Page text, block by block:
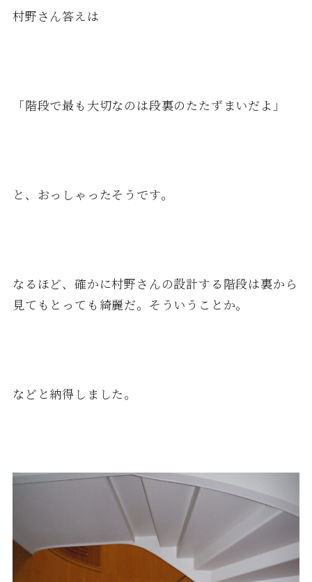
村野さん答えは
「階段で最も大切なのは段裏のたたずまいだよ」
と、おっしゃったそうです。
なるほど、確かに村野さんの設計する階段は裏から
見てもとっても綺麗だ。そういうことか。
などと納得しました。